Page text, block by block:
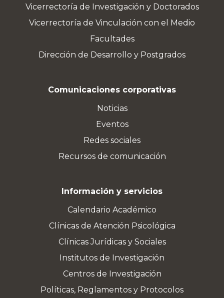
Vicerrectoría de Investigación y Doctorados
Vicerrectoría de Vinculación con el Medio
Facultades
Dirección de Desarrollo y Postgrados
Comunicaciones corporativas
Noticias
Eventos
Redes sociales
Recursos de comunicación
Información y servicios
Calendario Académico
Clínicas de Atención Psicológica
Clínicas Jurídicas y Sociales
Institutos de Investigación
Centros de Investigación
Políticas, Reglamentos y Protocolos